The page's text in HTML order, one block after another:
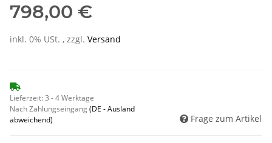
798,00 €
inkl. 0% USt. , zzgl. Versand
Lieferzeit:3 - 4 Werktage
Nach Zahlungseingang(DE - Ausland
abweichend)
Frage zum Artikel